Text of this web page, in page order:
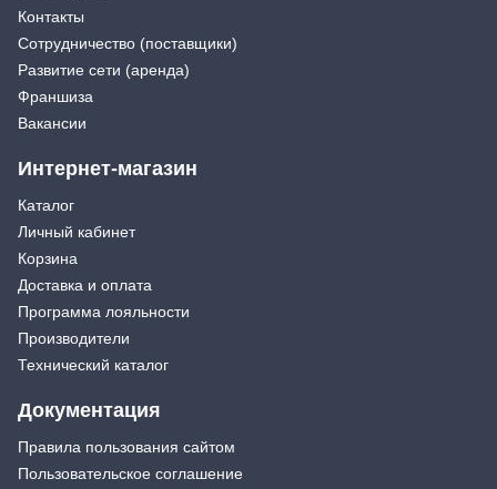
Контакты
Сотрудничество (поставщики)
Развитие сети (аренда)
Франшиза
Вакансии
Интернет-магазин
Каталог
Личный кабинет
Корзина
Доставка и оплата
Программа лояльности
Производители
Технический каталог
Документация
Правила пользования сайтом
Пользовательское соглашение